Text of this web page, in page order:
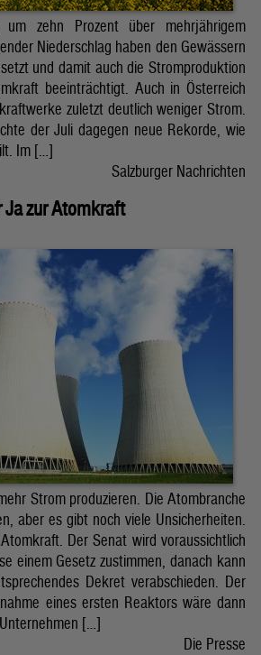
um zehn Prozent über mehrjährigem
Niederschlag haben den Gewässern
und damit auch die Stromproduktion
beeinträchtigt. Auch in Österreich
zuletzt deutlich weniger Strom.
der Juli dagegen neue Rekorde, wie
Im […]
Salzburger Nachrichten
Ja zur Atomkraft
Strom produzieren. Die Atombranche
aber es gibt noch viele Unsicherheiten.
Der Senat wird voraussichtlich
einem Gesetz zustimmen, danach kann
Dekret verabschieden. Der
eines ersten Reaktors wäre dann
[…]
Die Presse